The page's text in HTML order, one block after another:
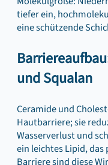
tiefer ein,
eine schützende
und Squalan
Ceramide und
Hautbarriere; sie
Wasserverlust und
ein leichtes Lipid,
Barriere sind diese